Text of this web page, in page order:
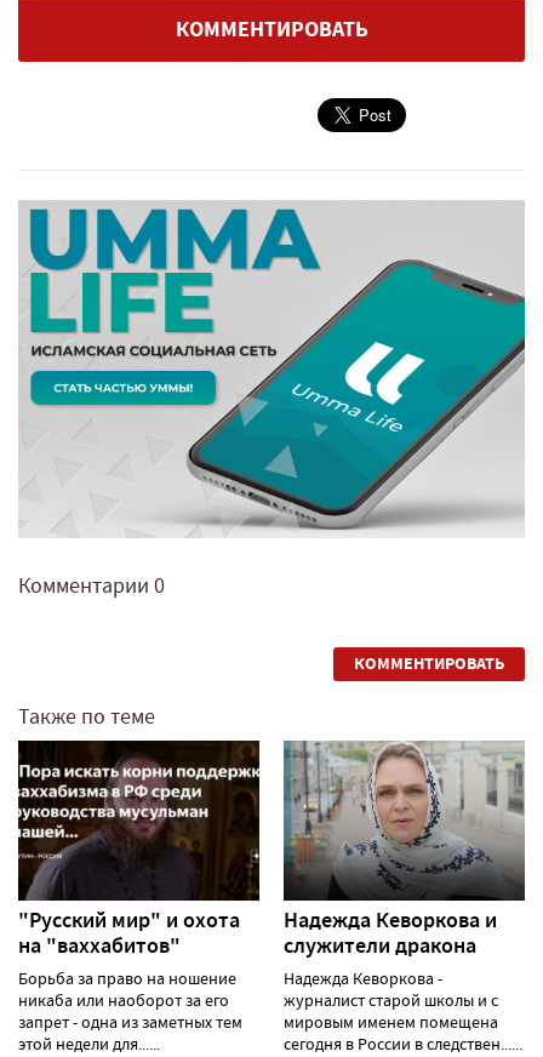
КОММЕНТИРОВАТЬ
Комментарии 0
КОММЕНТИРОВАТЬ
Также по теме
"Русский мир" и охота
на "ваххабитов"
Борьба за право на ношение
никаба или наоборот за его
запрет - одна из заметных тем
этой недели для......
Надежда Кеворкова и
служители дракона
Надежда Кеворкова -
журналист старой школы и с
мировым именем помещена
сегодня в России в следствен......